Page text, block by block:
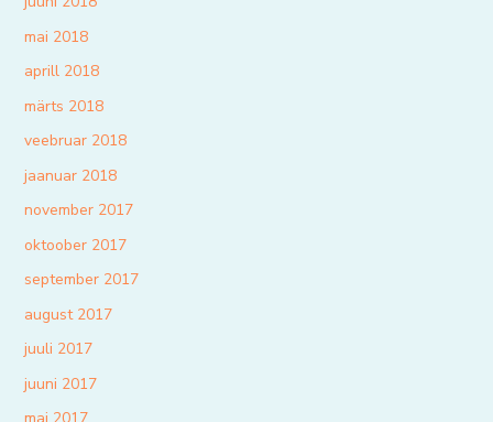
mai 2018
aprill 2018
märts 2018
veebruar 2018
jaanuar 2018
november 2017
oktoober 2017
september 2017
august 2017
juuli 2017
juuni 2017